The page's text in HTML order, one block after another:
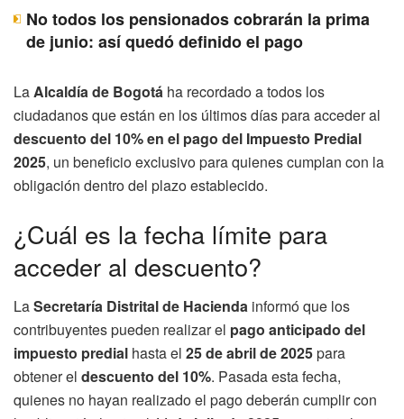
No todos los pensionados cobrarán la prima
de junio: así quedó definido el pago
LaAlcaldía de Bogotá ha recordado a todos los
ciudadanos que están en los últimos días para acceder al
descuento del 10% en el pago del Impuesto Predial
2025, un beneficio exclusivo para quienes cumplan con la
obligación dentro del plazo establecido.
¿Cuál es la fecha límite para
acceder al descuento?
LaSecretaría Distrital de Hacienda informó que los
contribuyentes pueden realizar el pago anticipado del
impuesto predial hasta el 25 de abril de 2025para
obtener el descuento del 10%. Pasada esta fecha,
quienes no hayan realizado el pago deberán cumplir con